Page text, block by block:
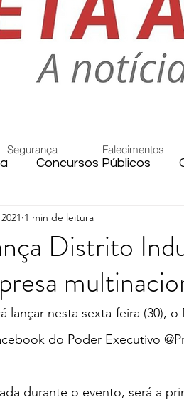
Segurança Falecimentos
Concursos Públicos
Saúde
Região
Férias Trânsito
Artigos Carnaval
Distrito
1 min de leitura
lançar nesta sexta-feira (30),
do Poder Executivo
durante o evento, será a